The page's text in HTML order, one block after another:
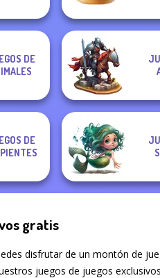
DE
DE
gratis
disfrutar de un montón de
juegos de juegos